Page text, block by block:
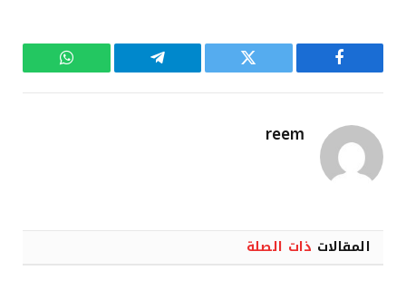
فيسبوك تويتر تيلقرام واتساب
reem
المقالات ذات الصلة